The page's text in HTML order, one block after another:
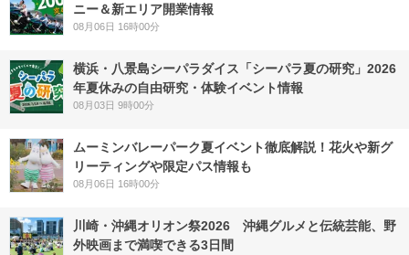
ニー＆新エリア開業情報
08月06日 16時00分
横浜・八景島シーパラダイス「シーパラ夏の研究」2026
年夏休みの自由研究・体験イベント情報
08月03日 9時00分
ムーミンバレーパーク夏イベント徹底解説！花火や新グ
リーティングや限定パス情報も
08月06日 16時00分
川崎・沖縄オリオン祭2026 沖縄グルメと伝統芸能、野
外映画まで満喫できる3日間